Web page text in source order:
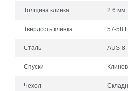
Толщина клинка 2.6 мм
Твёрдость клинка 57-58
Сталь AUS-8
Спуски
Чехол